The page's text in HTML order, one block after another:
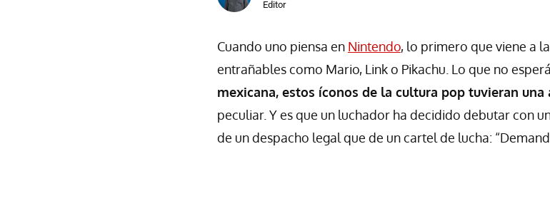
Editor
Cuando uno piensa en Nintendo, lo primero que viene a
entrañables como Mario, Link o Pikachu. Lo que no
mexicana, estos íconos de la cultura pop tuvieran una
peculiar. Y es que un luchador ha decidido debutar con
de un despacho legal que de un cartel de lucha: